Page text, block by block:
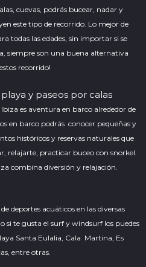
cuevas, podrás bucear, nadar y
este tipo de recorrido. Lo mejor de
todas las edades, sin importar si se
siempre son una buena alternativa
recorrido!
y paseos por calas
es aventura en barco alrededor de
en barco podrás conocer pequeñas y
históricos y reservas naturales que
relajarte, practicar buceo con snorkel.
combina diversión y relajación.
deportes acuáticos en las diversas
si te gusta el surf y windsurf los puedes
Santa Eulalia, Cala Martina, Es
entre otras.